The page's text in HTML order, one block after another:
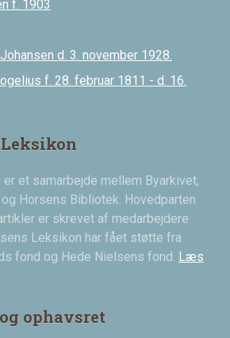
f. 1903
d. 3. november 1928.
f. 28. februar 1811 - d. 16.
Leksikon
et samarbejde mellem Byarkivet,
Horsens Bibliotek. Hovedparten
er skrevet af medarbejdere
Leksikon har fået støtte fra
fond og Hede Nielsens fond. Læs
ophavsret